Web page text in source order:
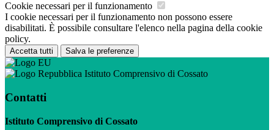
Cookie necessari per il funzionamento
I cookie necessari per il funzionamento non possono essere
disabilitati. È possibile consultare l'elenco nella pagina della cookie
policy.
Accetta tutti Salva le preferenze
Istituto Comprensivo di Cossato
Contatti
Istituto Comprensivo di Cossato